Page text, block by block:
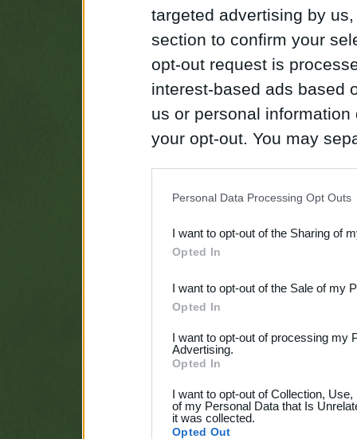
targeted advertising by
section to confirm your
opt-out request is
interest-based ads based
us or personal
your opt-out. You may
Downstream Participants
third parties.
Personal Data Processing Opt Outs
I want to opt-out of the Sharing of
Opted In
I want to opt-out of the Sale of my
Opted In
I want to opt-out of processing my
Advertising.
Opted In
I want to opt-out of Collection,
of my Personal Data that Is
it was collected.
Opted Out